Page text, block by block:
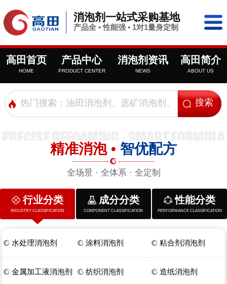
消泡剂一站式采购基地
产品全 • 性能强 • 1对1量身定制
高田首页
HOME
产品中心
PRODUCT CENTER
消泡剂资讯
NEWS
高田简介
ABOUT US
精准消泡 • 智优配方
全场景 · 全体系 · 全定制
行业分类
INDUSTRY CLASSIFICATION
成分分类
COMPONENT CLASSIFICATION
性能分类
PERFORMANCE CLASSIFICATION
水处理消泡剂 涂料消泡剂 粘合剂消泡剂
金属加工液消泡剂 纺织消泡剂 造纸消泡剂